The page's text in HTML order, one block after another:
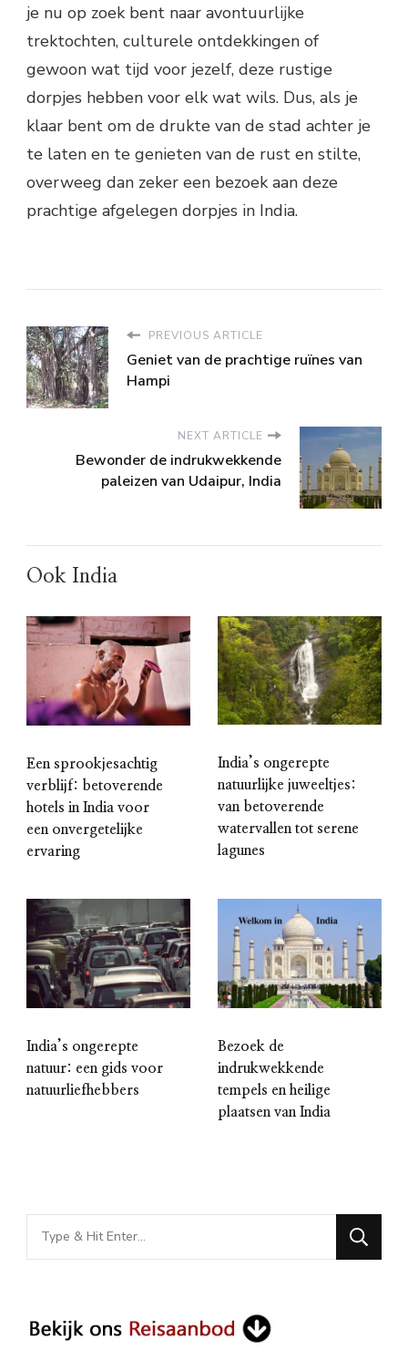
je nu op zoek bent naar avontuurlijke
trektochten, culturele ontdekkingen of
gewoon wat tijd voor jezelf, deze rustige
dorpjes hebben voor elk wat wils. Dus, als je
klaar bent om de drukte van de stad achter je
te laten en te genieten van de rust en stilte,
overweeg dan zeker een bezoek aan deze
prachtige afgelegen dorpjes in India.
PREVIOUS ARTICLE
Geniet van de prachtige ruïnes van
Hampi
NEXT ARTICLE
Bewonder de indrukwekkende
paleizen van Udaipur, India
Ook India
Een sprookjesachtig
verblijf: betoverende
hotels in India voor
een onvergetelijke
ervaring
India’s ongerepte
natuurlijke juweeltjes:
van betoverende
watervallen tot serene
lagunes
India’s ongerepte
natuur: een gids voor
natuurliefhebbers
Bezoek de
indrukwekkende
tempels en heilige
plaatsen van India
Looking
for